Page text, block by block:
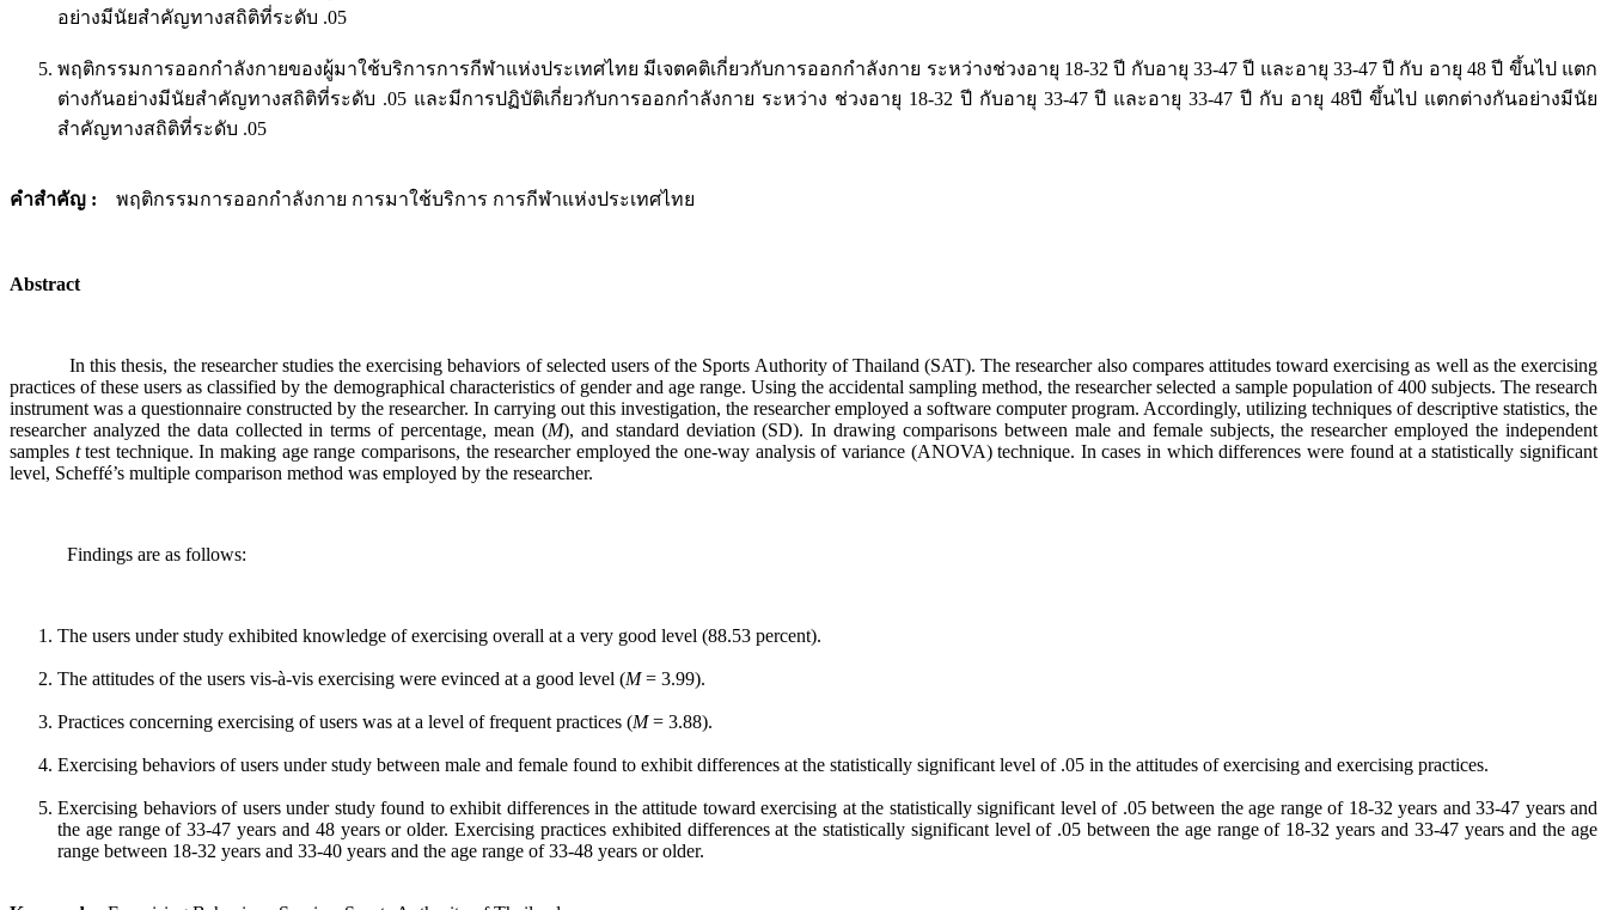
อย่างมีนัยสำคัญทางสถิติที่ระดับ .05
พฤติกรรมการออกกำลังกายของผู้มาใช้บริการการกีฬาแห่งประเทศไทย มีเจตคติเกี่ยวกับการออกกำลังกาย ระหว่างช่วงอายุ 18-32 ปี กับอายุ 33-47 ปี และอายุ 33-47 ปี กับ อายุ 48 ปี ขึ้นไป แตก
ต่างกันอย่างมีนัยสำคัญทางสถิติที่ระดับ .05 และมีการปฏิบัติเกี่ยวกับการออกกำลังกาย ระหว่าง ช่วงอายุ 18-32 ปี กับอายุ 33-47 ปี และอายุ 33-47 ปี กับ อายุ 48ปี ขึ้นไป แตกต่างกันอย่างมีนัย
สำคัญทางสถิติที่ระดับ .05
คำสำคัญ : พฤติกรรมการออกกำลังกาย การมาใช้บริการ การกีฬาแห่งประเทศไทย
Abstract
In this thesis, the researcher studies the exercising behaviors of selected users of the Sports Authority of Thailand (SAT). The researcher also compares attitudes toward exercising as well as the exercising
practices of these users as classified by the demographical characteristics of gender and age range. Using the accidental sampling method, the researcher selected a sample population of 400 subjects. The research
instrument was a questionnaire constructed by the researcher. In carrying out this investigation, the researcher employed a software computer program. Accordingly, utilizing techniques of descriptive statistics, the
researcher analyzed the data collected in terms of percentage, mean (M), and standard deviation (SD). In drawing comparisons between male and female subjects, the researcher employed the independent
samples ttest technique. In making age range comparisons, the researcher employed the one-way analysis of variance (ANOVA) technique. In cases in which differences were found at a statistically significant
level, Scheffé’s multiple comparison method was employed by the researcher.
Findings are as follows:
The users under study exhibited knowledge of exercising overall at a very good level (88.53 percent).
The attitudes of the users vis-à-vis exercising were evinced at a good level (M= 3.99).
Practices concerning exercising of users was at a level of frequent practices (M= 3.88).
Exercising behaviors of users under study between male and female found to exhibit differences at the statistically significant level of .05 in the attitudes of exercising and exercising practices.
Exercising behaviors of users under study found to exhibit differences in the attitude toward exercising at the statistically significant level of .05 between the age range of 18-32 years and 33-47 years and
the age range of 33-47 years and 48 years or older. Exercising practices exhibited differences at the statistically significant level of .05 between the age range of 18-32 years and 33-47 years and the age
range between 18-32 years and 33-40 years and the age range of 33-48 years or older.